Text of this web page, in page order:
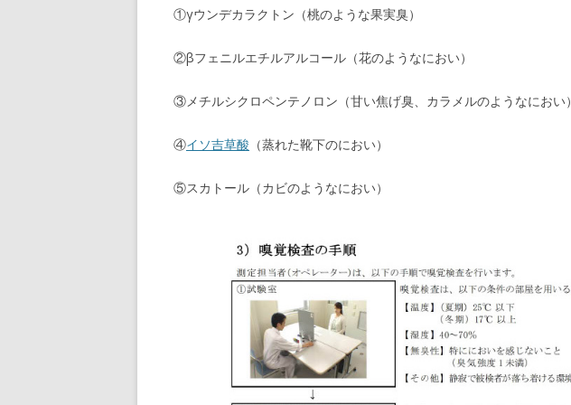
①γウンデカラクトン（桃のような果実臭）
②βフェニルエチルアルコール（花のようなにおい）
③メチルシクロペンテノロン（甘い焦げ臭、カラメルのようなにおい）
④イソ吉草酸 （蒸れた靴下のにおい）
⑤スカトール（カビのようなにおい）